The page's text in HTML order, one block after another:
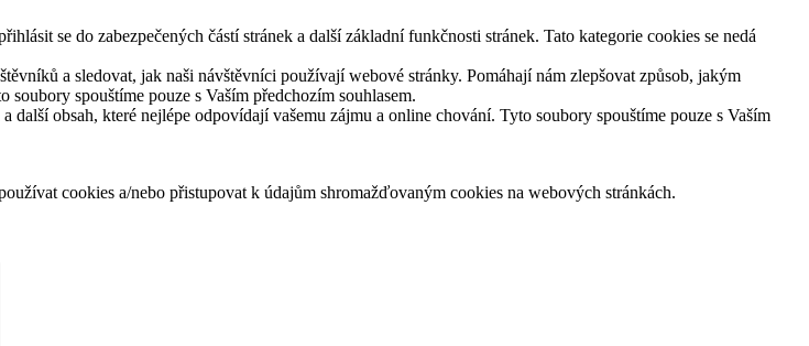
se do zabezpečených částí stránek a další základní funkčnosti stránek. Tato kategorie cookies se nedá
a sledovat, jak naši návštěvníci používají webové stránky. Pomáhají nám zlepšovat způsob, jakým
spouštíme pouze s Vaším předchozím souhlasem.
obsah, které nejlépe odpovídají vašemu zájmu a online chování. Tyto soubory spouštíme pouze s Vaším
cookies a/nebo přistupovat k údajům shromažďovaným cookies na webových stránkách.